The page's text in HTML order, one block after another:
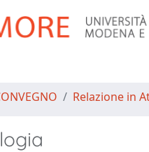
Relazione in